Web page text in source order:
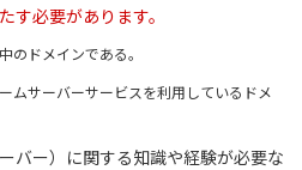
す必要があります。
のドメインである。
ムサーバーサービスを利用しているドメ
ーバー）に関する知識や経験が必要な